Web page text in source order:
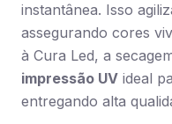
instantânea. Isso
assegurando cores
à Cura Led, a
impressão UV ideal
entregando alta